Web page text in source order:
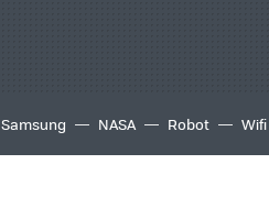
Samsung NASA Robot Wifi